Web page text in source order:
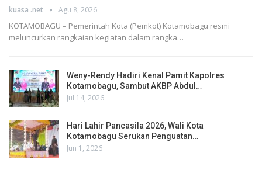
kuasa .net Agu 8, 2026
KOTAMOBAGU – Pemerintah Kota (Pemkot) Kotamobagu resmi
meluncurkan rangkaian kegiatan dalam rangka…
Weny-Rendy Hadiri Kenal Pamit Kapolres
Kotamobagu, Sambut AKBP Abdul…
Jul 14, 2026
Hari Lahir Pancasila 2026, Wali Kota
Kotamobagu Serukan Penguatan…
Jun 1, 2026